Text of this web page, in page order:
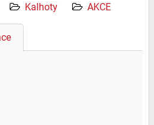
Kalhoty AKCE